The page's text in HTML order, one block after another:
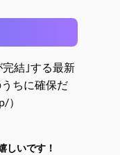
結｣する最新
ちに確保だ
）
しいです！